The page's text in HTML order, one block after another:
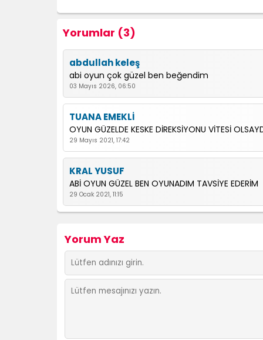
Yorumlar (3)
abdullah keleş
abi oyun çok güzel ben beğendim
03 Mayıs 2026, 06:50
TUANA EMEKLİ
OYUN GÜZELDE KESKE DİREKSİYONU VİTESİ
29 Mayıs 2021, 17:42
KRAL YUSUF
ABİ OYUN GÜZEL BEN OYUNADIM TAVSİYE EDERİM
29 Ocak 2021, 11:15
Yorum Yaz